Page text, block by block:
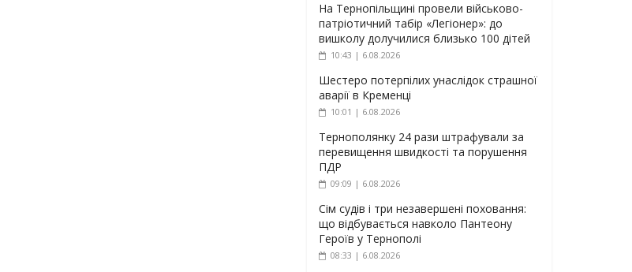
На Тернопільщині провели військово-
патріотичний табір «Легіонер»: до
вишколу долучилися близько 100 дітей
10:43 | 6.08.2026
Шестеро потерпілих унаслідок страшної
аварії в Кременці
10:01 | 6.08.2026
Тернополянку 24 рази штрафували за
перевищення швидкості та порушення
ПДР
09:09 | 6.08.2026
Сім судів і три незавершені поховання:
що відбувається навколо Пантеону
Героїв у Тернополі
08:33 | 6.08.2026